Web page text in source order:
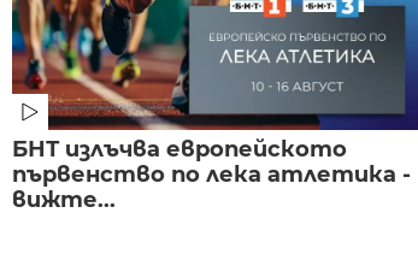
БНТ излъчва европейското
първенство по лека атлетика -
вижте...